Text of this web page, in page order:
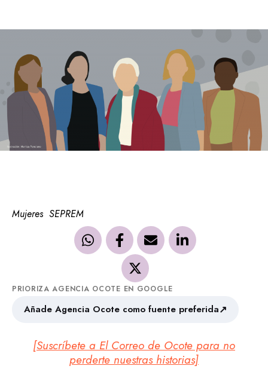
Mujeres SEPREM
PRIORIZA AGENCIA OCOTE EN GOOGLE
Añade Agencia Ocote como fuente preferida↗
[Suscríbete a El Correo de Ocote para no
perderte nuestras historias]